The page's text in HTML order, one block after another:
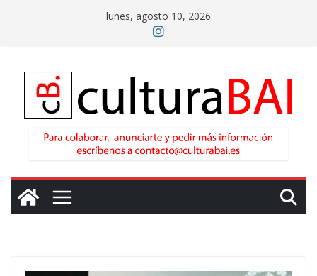
lunes, agosto 10, 2026